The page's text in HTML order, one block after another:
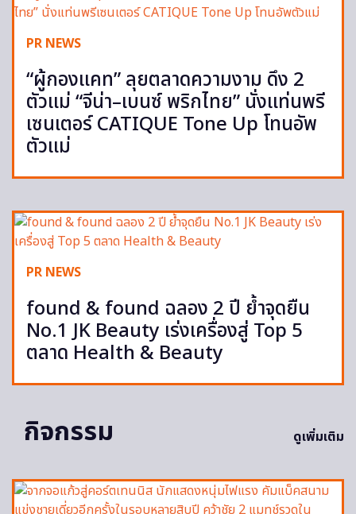
PR NEWS
“ผู้กองแคท” ลุยตลาดความงาม ดึง 2
ตัวแม่ “จีน่า–เบนซ์ พริกไทย” นั่งแท่นพรี
เซนเตอร์ CATIQUE Tone Up โทนอัพ
ตัวแม่
PR NEWS
found & found ฉลอง 2 ปี ย้ำจุดยืน
No.1 JK Beauty เร่งเครื่องสู่ Top 5
ตลาด Health & Beauty
กิจกรรม ดูเพิ่มเติม